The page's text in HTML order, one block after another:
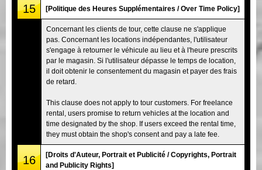
15 [Politique des Heures Supplémentaires / Over Time Policy]
Concernant les clients de tour, cette clause ne s'applique
pas. Concernant les locations indépendantes, l'utilisateur
s'engage à retourner le véhicule au lieu et à l'heure prescrits
par le magasin. Si l'utilisateur dépasse le temps de location,
il doit obtenir le consentement du magasin et payer des frais
de retard.
This clause does not apply to tour customers. For freelance
rental, users promise to return vehicles at the location and
time designated by the shop. If users exceed the rental time,
they must obtain the shop's consent and pay a late fee.
16
[Droits d'Auteur, Portrait et Publicité / Copyrights, Portrait
and Publicity Rights]